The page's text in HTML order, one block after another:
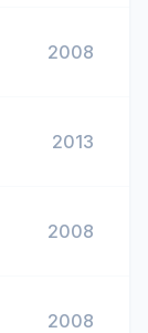
2008
2013
2008
2008